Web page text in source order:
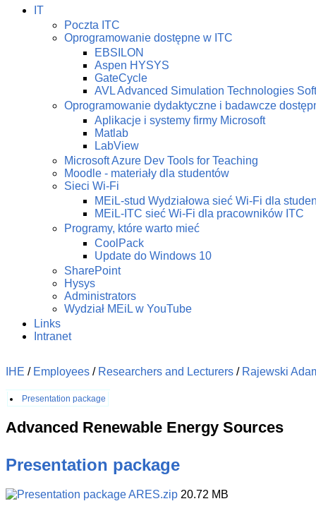
IT
Poczta ITC
Oprogramowanie dostępne w ITC
EBSILON
Aspen HYSYS
GateCycle
AVL Advanced Simulation Technologies
Oprogramowanie dydaktyczne i badawcze
Aplikacje i systemy firmy Microsoft
Matlab
LabView
Microsoft Azure Dev Tools for Teaching
Moodle - materiały dla studentów
Sieci Wi-Fi
MEiL-stud Wydziałowa sieć Wi-Fi dla
MEiL-ITC sieć Wi-Fi dla pracowników ITC
Programy, które warto mieć
CoolPack
Update do Windows 10
SharePoint
Hysys
Administrators
Wydział MEiL w YouTube
Links
Intranet
IHE / Employees / Researchers and Lecturers / Rajewski
Presentation package
Advanced Renewable Energy Sources
Presentation package
ARES.zip 20.72 MB